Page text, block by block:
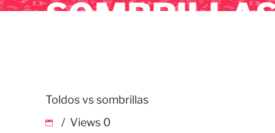
Toldos vs sombrillas
Views 0